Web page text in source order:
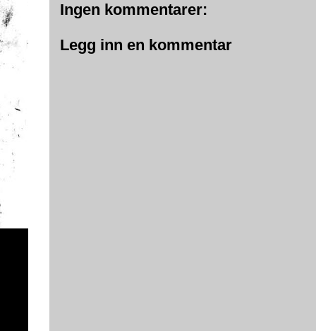
Ingen kommentarer:
Legg inn en kommentar